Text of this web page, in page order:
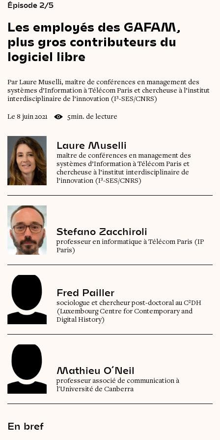
Épisode 2/5
Les employés des GAFAM,
plus gros contributeurs du
logiciel libre
Par Laure Muselli, maître de conférences en management des
systèmes d’Information à Télécom Paris et chercheuse à l’institut
interdisciplinaire de l’innovation (I³-SES/CNRS)
Le 8 juin 2021 5min. de lecture
Laure Muselli
maître de conférences en management des
systèmes d’Information à Télécom Paris et
chercheuse à l’institut interdisciplinaire de
l’innovation (I³-SES/CNRS)
Stefano Zacchiroli
professeur en informatique à Télécom Paris (IP
Paris)
Fred Pailler
sociologue et chercheur post-doctoral au C²DH
(Luxembourg Centre for Contemporary and
Digital History)
Mathieu O’Neil
professeur associé de communication à
l'Université de Canberra
En bref